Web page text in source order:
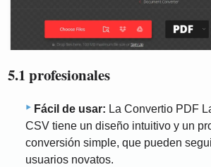
5.1 profesionales
Fácil de usar: La Convertio PDF
CSV tiene un diseño intuitivo y un
conversión simple, que pueden
usuarios novatos.